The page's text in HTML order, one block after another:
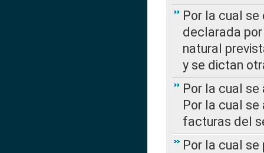
Por la cual
declarada
natural
y se dictan
Por la cual se
Por la cual
facturas del
Por la cual